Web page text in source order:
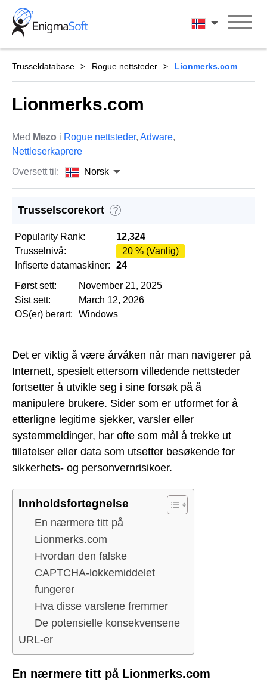
Skip
content
Norsk
Trusseldatabase Rogue nettsteder Lionmerks.com
Lionmerks.com
Med Mezo i Rogue nettsteder, Adware,
Nettleserkaprere
Oversett til:
Norsk
Trusselscorekort ?
Popularity Rank:
12,324
Trusselnivå:
20 % (Vanlig)
Infiserte datamaskiner:
24
Først sett:
November 21, 2025
Sist sett:
March 12, 2026
OS(er) berørt:
Windows
Det er viktig å være årvåken når man navigerer på
Internett, spesielt ettersom villedende nettsteder
fortsetter å utvikle seg i sine forsøk på å
manipulere brukere. Sider som er utformet for å
etterligne legitime sjekker, varsler eller
systemmeldinger, har ofte som mål å trekke ut
tillatelser eller data som utsetter besøkende for
sikkerhets- og personvernrisikoer.
Innholdsfortegnelse
En nærmere titt på
Lionmerks.com
Hvordan den falske
CAPTCHA-lokkemiddelet
fungerer
Hva disse varslene fremmer
De potensielle konsekvensene
URL-er
En nærmere titt på Lionmerks.com